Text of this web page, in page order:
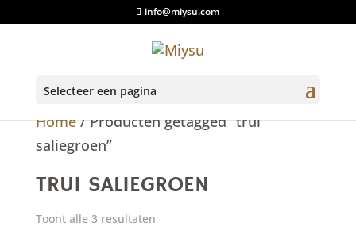
info@miysu.com
Selecteer een pagina
Home/ Producten getagged “trui
saliegroen”
TRUI SALIEGROEN
Toont alle 3 resultaten